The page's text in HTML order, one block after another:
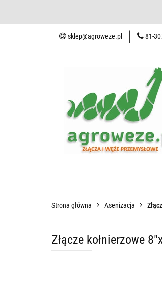
sklep@agroweze.pl 81-
Strona główna Asenizacja
Złącze kołnierzowe